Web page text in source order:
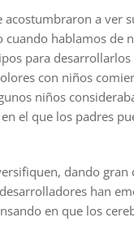
a
hablamos
para
con niños
niños
el que los padres
dando
han
en que los